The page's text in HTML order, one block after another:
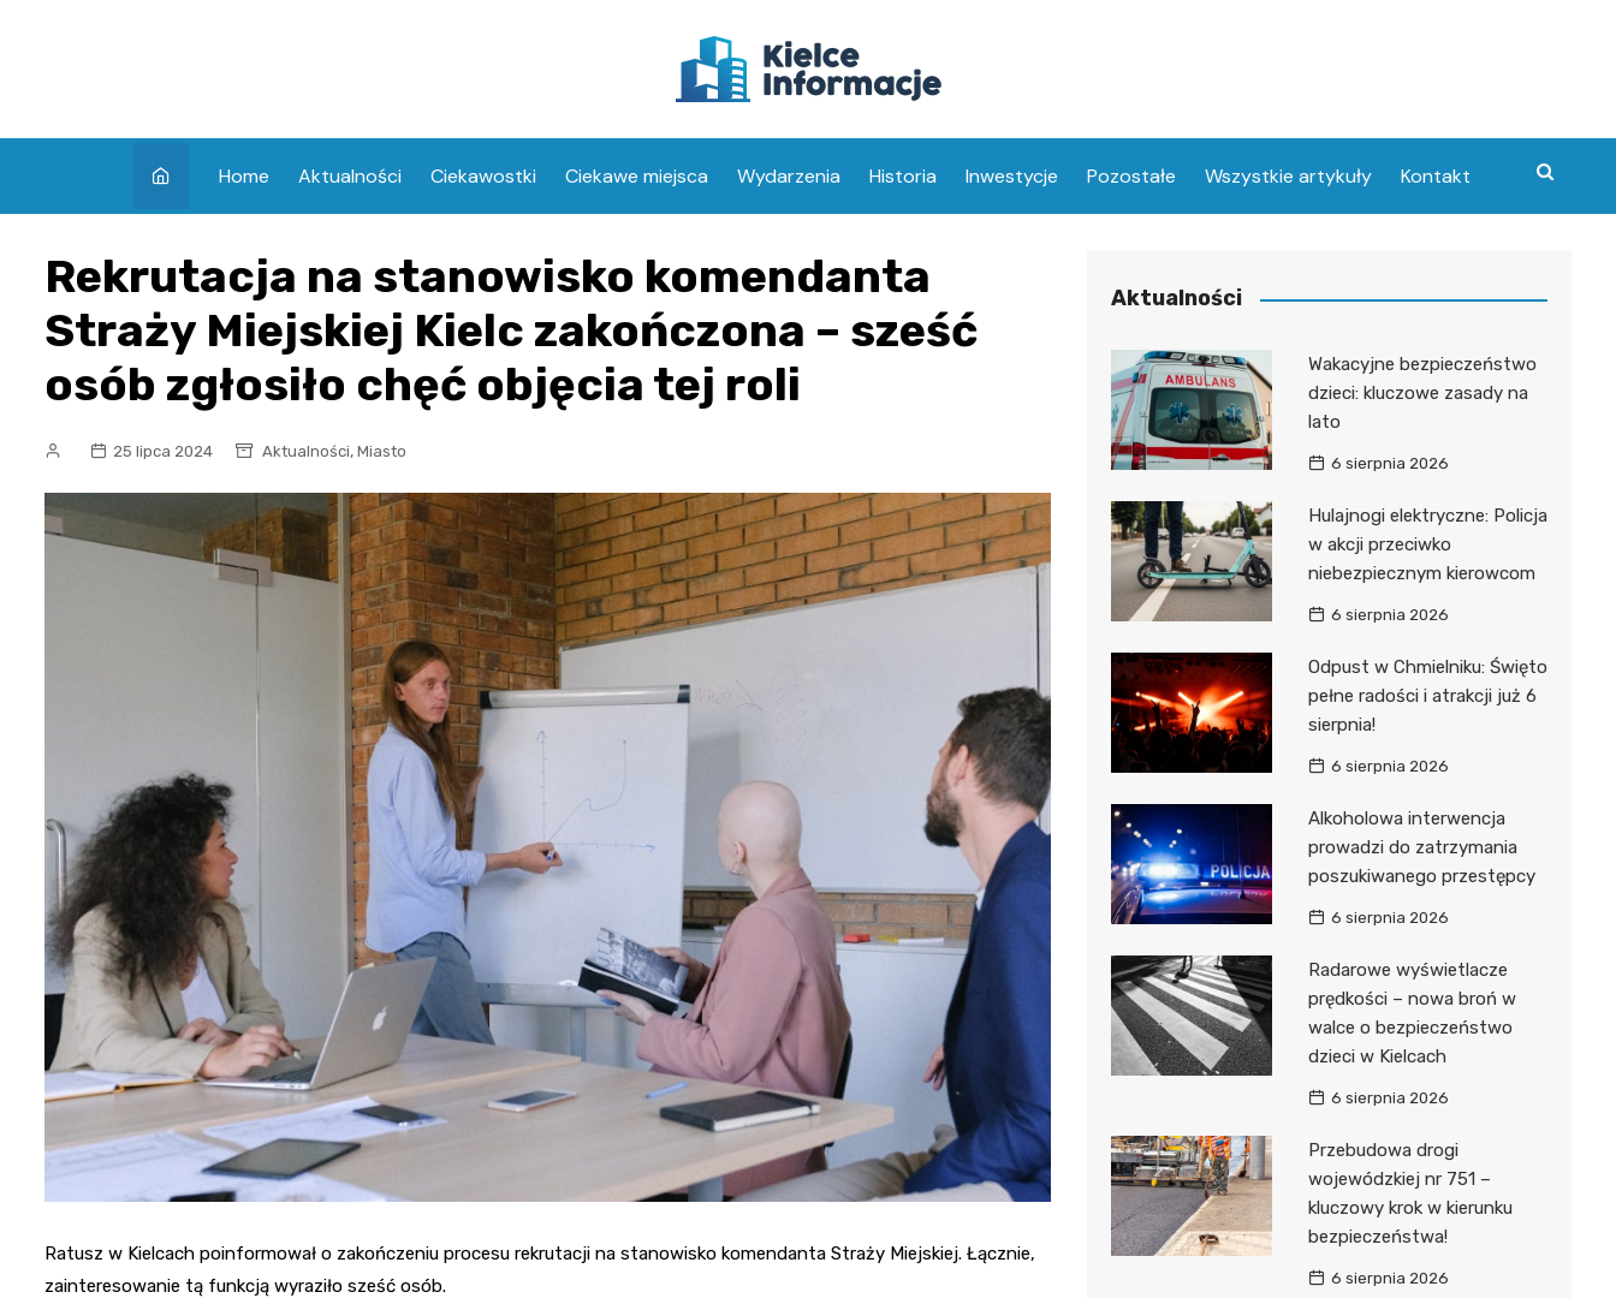
Home Aktualności Ciekawostki Ciekawe miejsca Wydarzenia Historia Inwestycje Pozostałe Wszystkie artykuły Kontakt
Rekrutacja na stanowisko komendanta
Straży Miejskiej Kielc zakończona – sześć
osób zgłosiło chęć objęcia tej roli
25 lipca 2024 Aktualności, Miasto
Ratusz w Kielcach poinformował o zakończeniu procesu rekrutacji na stanowisko komendanta Straży Miejskiej. Łącznie,
zainteresowanie tą funkcją wyraziło sześć osób.
Aktualności
Wakacyjne bezpieczeństwo
dzieci: kluczowe zasady na
lato
6 sierpnia 2026
Hulajnogi elektryczne: Policja
w akcji przeciwko
niebezpiecznym kierowcom
6 sierpnia 2026
Odpust w Chmielniku: Święto
pełne radości i atrakcji już 6
sierpnia!
6 sierpnia 2026
Alkoholowa interwencja
prowadzi do zatrzymania
poszukiwanego przestępcy
6 sierpnia 2026
Radarowe wyświetlacze
prędkości – nowa broń w
walce o bezpieczeństwo
dzieci w Kielcach
6 sierpnia 2026
Przebudowa drogi
wojewódzkiej nr 751 –
kluczowy krok w kierunku
bezpieczeństwa!
6 sierpnia 2026